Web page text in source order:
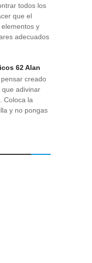
todos los
que el
y
adecuados
62 Alan
creado
que adivinar
Coloca la
y no pongas